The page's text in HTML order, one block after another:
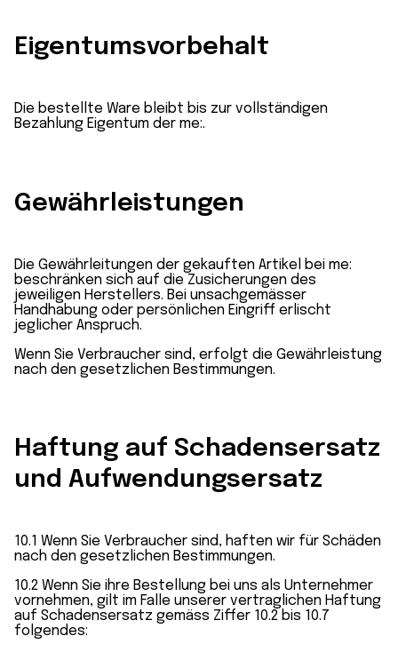
Eigentumsvorbehalt
Die bestellte Ware bleibt bis zur vollständigen
Bezahlung Eigentum der me:.
Gewährleistungen
Die Gewährleitungen der gekauften Artikel bei me:
beschränken sich auf die Zusicherungen des
jeweiligen Herstellers. Bei unsachgemässer
Handhabung oder persönlichen Eingriff erlischt
jeglicher Anspruch.
Wenn Sie Verbraucher sind, erfolgt die Gewährleistung
nach den gesetzlichen Bestimmungen.
Haftung auf Schadensersatz
und Aufwendungsersatz
10.1 Wenn Sie Verbraucher sind, haften wir für Schäden
nach den gesetzlichen Bestimmungen.
10.2 Wenn Sie ihre Bestellung bei uns als Unternehmer
vornehmen, gilt im Falle unserer vertraglichen Haftung
auf Schadensersatz gemäss Ziffer 10.2 bis 10.7
folgendes: